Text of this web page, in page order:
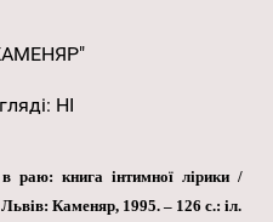
: НІ
раю: книга інтимної лірики /
Каменяр, 1995. – 126 с.: іл.